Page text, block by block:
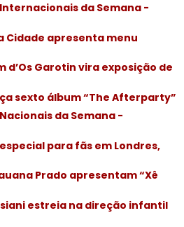
da Semana -
Cidade apresenta menu
d’Os Garotin vira exposição de
sexto álbum “The Afterparty”
da Semana -
para fãs em Londres,
Prado apresentam “Xê
estreia na direção infantil